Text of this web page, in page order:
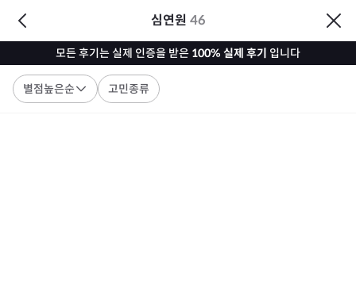
심연원 46
모든 후기는 실제 인증을 받은 100% 실제 후기 입니다
별점높은순 고민종류